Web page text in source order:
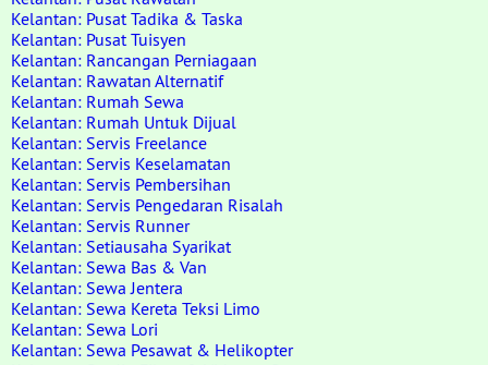
Kelantan: Pusat Tadika & Taska
Kelantan: Pusat Tuisyen
Kelantan: Rancangan Perniagaan
Kelantan: Rawatan Alternatif
Kelantan: Rumah Sewa
Kelantan: Rumah Untuk Dijual
Kelantan: Servis Freelance
Kelantan: Servis Keselamatan
Kelantan: Servis Pembersihan
Kelantan: Servis Pengedaran Risalah
Kelantan: Servis Runner
Kelantan: Setiausaha Syarikat
Kelantan: Sewa Bas & Van
Kelantan: Sewa Jentera
Kelantan: Sewa Kereta Teksi Limo
Kelantan: Sewa Lori
Kelantan: Sewa Pesawat & Helikopter